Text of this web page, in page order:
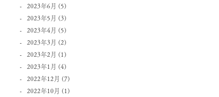
2023年6月 (5)
2023年5月 (3)
2023年4月 (5)
2023年3月 (2)
2023年2月 (1)
2023年1月 (4)
2022年12月 (7)
2022年10月 (1)